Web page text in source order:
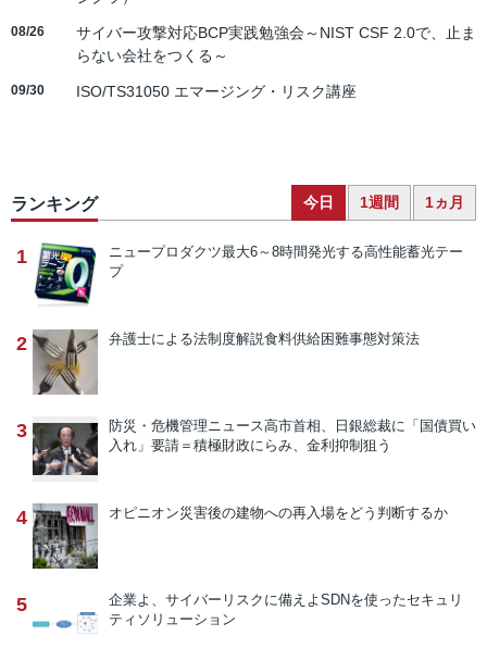
08/26
サイバー攻撃対応BCP実践勉強会～NIST CSF 2.0で、止ま
らない会社をつくる～
09/30 ISO/TS31050 エマージング・リスク講座
ランキング 今日 1週間 1ヵ月
1 ニュープロダクツ最大6～8時間発光する高性能蓄光テー
プ
2 弁護士による法制度解説食料供給困難事態対策法
3 防災・危機管理ニュース高市首相、日銀総裁に「国債買い
入れ」要請＝積極財政にらみ、金利抑制狙う
4 オピニオン災害後の建物への再入場をどう判断するか
5 企業よ、サイバーリスクに備えよ SDNを使ったセキュリ
ティソリューション